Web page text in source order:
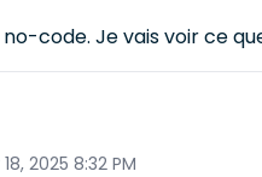
code. Je vais voir ce
2025 8:32 PM